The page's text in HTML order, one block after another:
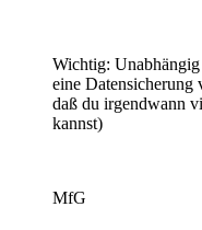
Wichtig:
eine Datensicherung
daß du irgendwann
kannst)
MfG